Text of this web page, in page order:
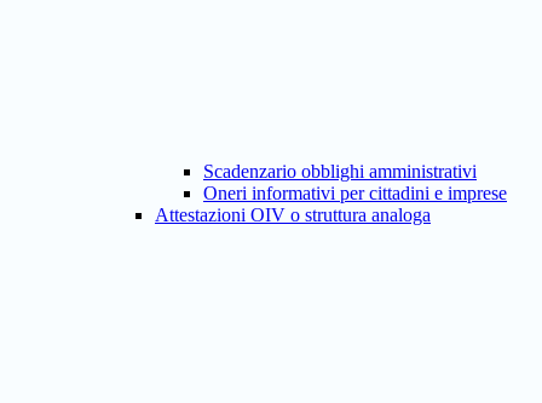
Scadenzario obblighi amministrativi
Oneri informativi per cittadini e imprese
Attestazioni OIV o struttura analoga